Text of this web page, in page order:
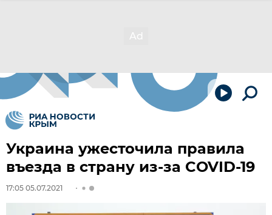
Украина ужесточила правила
въезда в страну из-за COVID-19
17:05 05.07.2021